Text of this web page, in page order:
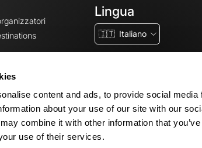
content and ads, to provide social media
about your use of our site with our
combine it with other information that
use of their services.
Lingua
🇮🇹 Italiano